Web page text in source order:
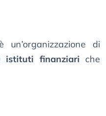
un’organizzazione di
istituti finanziari che